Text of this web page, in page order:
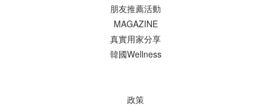
朋友推薦活動
MAGAZINE
真實用家分享
韓國Wellness
政策